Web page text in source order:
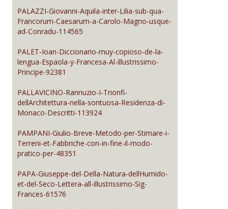
PALAZZI-Giovanni-Aquila-inter-Lilia-sub-qua-
Francorum-Caesarum-a-Carolo-Magno-usque-
ad-Conradu-114565
PALET-Ioan-Diccionario-muy-copioso-de-la-
lengua-Espaola-y-Francesa-Al-illustrissimo-
Principe-92381
PALLAVICINO-Rannuzio-I-Trionfi-
dellArchitettura-nella-sontuosa-Residenza-di-
Monaco-Descritti-113924
PAMPANI-Giulio-Breve-Metodo-per-Stimare-i-
Terreni-et-Fabbriche-con-in-fine-il-modo-
pratico-per-48351
PAPA-Giuseppe-del-Della-Natura-dellHumido-
et-del-Seco-Lettera-all-illustrissimo-Sig-
Frances-61576